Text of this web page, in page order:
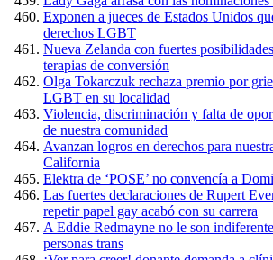
Exponen a jueces de Estados Unidos
derechos LGBT
Nueva Zelanda con fuertes
terapias de conversión
Olga Tokarczuk rechaza premio por
LGBT en su localidad
Violencia, discriminación y falta de
de nuestra comunidad
Avanzan logros en derechos para
California
Elektra de ‘POSE’ no convencía a
Las fuertes declaraciones de Rupert
repetir papel gay acabó con su carrera
A Eddie Redmayne no le son
personas trans